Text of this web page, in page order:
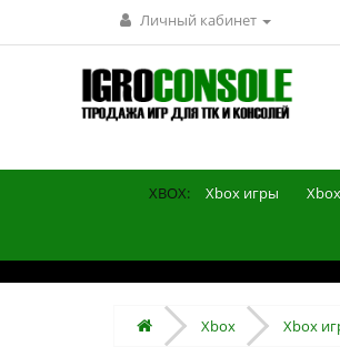
Личный кабинет
XBOX: Xbox игры
Xbox Xbox